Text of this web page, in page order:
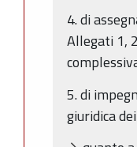
4. di
Allegati 1,
5. di
giuridica